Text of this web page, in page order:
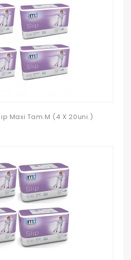
Maxi Tam.M (4 X 20uni.)